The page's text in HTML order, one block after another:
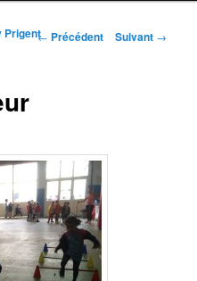
Navigation des articles
← Précédent Suivant →
Prigent